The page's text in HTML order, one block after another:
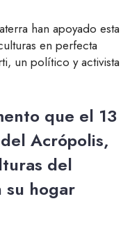
han apoyado esta
en perfecta
un político y activista
que el 13
Acrópolis,
del
su hogar